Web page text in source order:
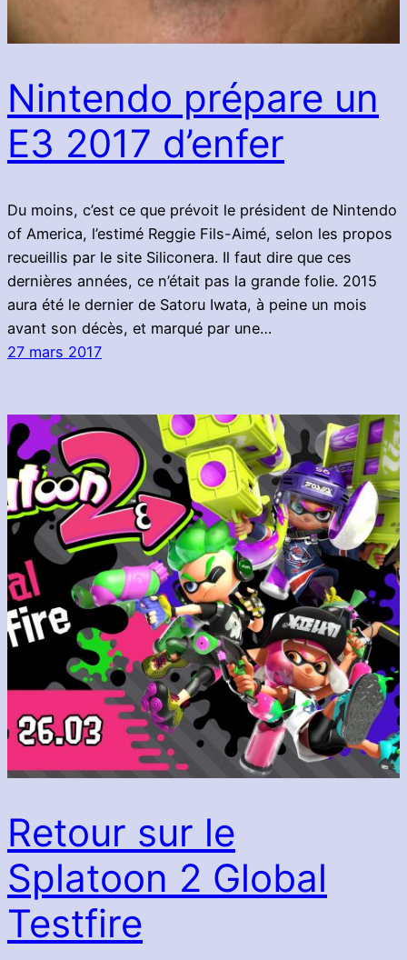
Nintendo prépare un
E3 2017 d’enfer
Du moins, c’est ce que prévoit le président de Nintendo
of America, l’estimé Reggie Fils-Aimé, selon les propos
recueillis par le site Siliconera. Il faut dire que ces
dernières années, ce n’était pas la grande folie. 2015
aura été le dernier de Satoru Iwata, à peine un mois
avant son décès, et marqué par une…
27 mars 2017
Retour sur le
Splatoon 2 Global
Testfire